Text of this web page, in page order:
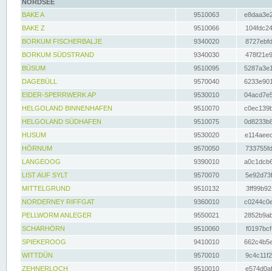
NORDSEE
BAKE A
9510063
BAKE Z
9510066
BORKUM FISCHERBALJE
9340020
BORKUM SÜDSTRAND
9340030
BÜSUM
9510095
DAGEBÜLL
9570040
EIDER-SPERRWERK AP
9530010
HELGOLAND BINNENHAFEN
9510070
HELGOLAND SÜDHAFEN
9510075
HUSUM
9530020
HÖRNUM
9570050
LANGEOOG
9390010
LIST AUF SYLT
9570070
MITTELGRUND
9510132
NORDERNEY RIFFGAT
9360010
PELLWORM ANLEGER
9550021
SCHARHÖRN
9510060
SPIEKEROOG
9410010
WITTDÜN
9570010
ZEHNERLOCH
9510010